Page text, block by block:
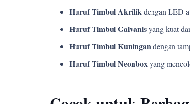
Huruf Timbul Akrilikdengan LED
Huruf Timbul Galvanisyang kuat
Huruf Timbul Kuningandengan
Huruf Timbul Neonboxyang